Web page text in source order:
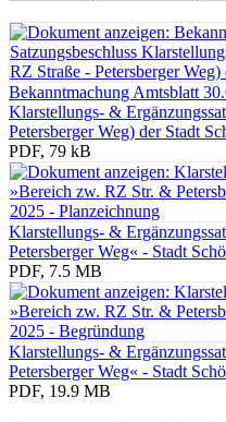
Bekanntmachung Amtsblatt
Klarstellungs- &
Petersberger Weg) der Stadt
PDF, 79 kB
Klarstellungs- &
Petersberger Weg« - Stadt
PDF, 7.5 MB
Klarstellungs- &
Petersberger Weg« - Stadt
PDF, 19.9 MB